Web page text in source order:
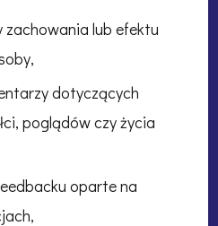
zachowania lub efektu
dotyczących
poglądów czy życia
oparte na